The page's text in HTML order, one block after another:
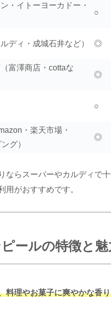
・イトーヨーカドー・
○
ディ・成城石井など） ◎
富澤商店・cottaな
◎
○
・楽天市場・
グ）
◎
ならスーパーやカルディで
用がおすすめです。
ールの特徴と魅
料理やお菓子に爽やかな香